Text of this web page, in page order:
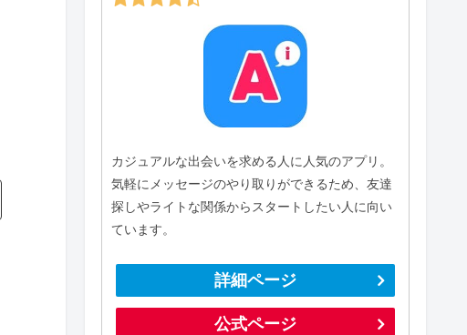
カジュアルな出会いを求める人に人気のアプリ。
気軽にメッセージのやり取りができるため、友達
探しやライトな関係からスタートしたい人に向い
ています。
詳細ページ
公式ページ